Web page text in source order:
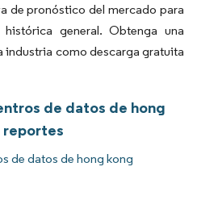
de pronóstico del mercado para
general. Obtenga una
industria como descarga gratuita
de datos de hong
reportes
de datos de hong kong